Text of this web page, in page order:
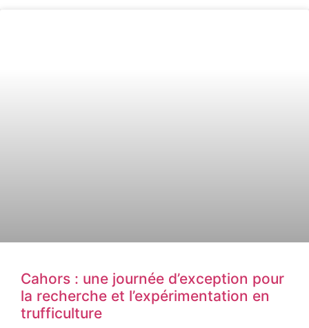
Cahors : une journée d’exception pour
la recherche et l’expérimentation en
trufficulture